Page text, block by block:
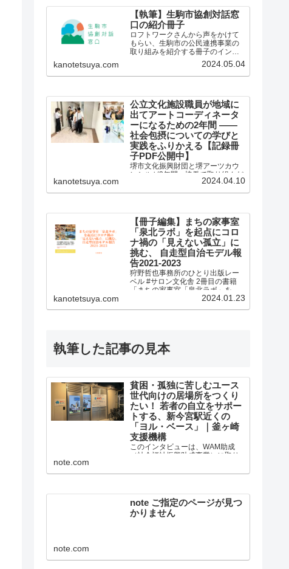
会参加ターンアップ！ヨル・ベー
ス事業の報告書が完成しました。
助成期間も終わりにさしかかる
３月のある日、ユースの居場所ヨ
ル・ベースの若者たちから、...
【執筆】生駒市協創対話窓
口の紹介冊子
ロフトワークさんから声をかけて
もらい、生駒市の公民連携事業の
取り組みを紹介する冊子のインタ
ビューと執筆、コンセプトコピー
の作成を担当しました。
kanotetsuya.com 2024.05.04
公立文化施設職員が地域に
出てアートコーディネータ
ーになるための2年間 ——
社会包摂についての学びと
実践をふりかえる【記録冊
子PDF公開中】
堺市文化振興財団と堺アーツカウ
ンシルが2年間、協働で取り組んだ
研修事業の冊子を制作しました！
kanotetsuya.com 2024.04.10
【冊子編集】まちの家事室
「泉北ラボ」を起点にコロ
ナ禍の「見えない孤立」に
挑む、 自走型自治モデル報
告2021-2023
狩野哲也事務所のひとり出版レー
ベル #サロン文化舎 2冊目の書籍
「まちの家事室「泉北ラボ」を起
点にコロナ禍の「見えない孤立」
kanotetsuya.com 2024.01.23
執筆した記事の見本
貧困・孤独に苦しむユース
世代向けの居場所をつくり
たい！ 若者の自立をサポー
トする、新今宮駅近くの
「ヨル・ベース」｜釜ヶ崎
支援機構
このインタビューは、WAM助成
（社会福祉振興助成事業）に取り
まい・仕事・社会参加バージョン
る目的で作成されました。 編集・
執筆：狩野哲也 15歳から2...
note.com
note ご指定のページが見つ
かりません
note.com